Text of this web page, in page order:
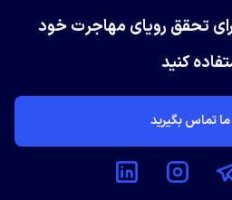
تحقق رویای مهاجرت خود
کنید
ما تماس بگیرید